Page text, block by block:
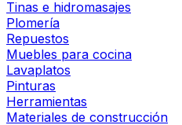
Tinas e hidromasajes
Plomería
Repuestos
Muebles para cocina
Lavaplatos
Pinturas
Herramientas
Materiales de construcción